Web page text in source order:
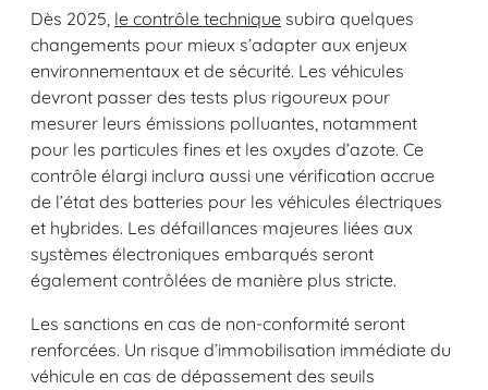
Dès 2025, le contrôle technique subira quelques
changements pour mieux s’adapter aux enjeux
environnementaux et de sécurité. Les véhicules
devront passer des tests plus rigoureux pour
mesurer leurs émissions polluantes, notamment
pour les particules fines et les oxydes d’azote. Ce
contrôle élargi inclura aussi une vérification accrue
de l’état des batteries pour les véhicules électriques
et hybrides. Les défaillances majeures liées aux
systèmes électroniques embarqués seront
également contrôlées de manière plus stricte.
Les sanctions en cas de non-conformité seront
renforcées. Un risque d’immobilisation immédiate du
véhicule en cas de dépassement des seuils